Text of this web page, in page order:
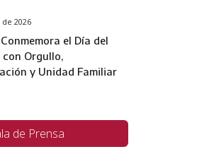
2026
el Día del
Orgullo,
y Unidad Familiar
de Prensa